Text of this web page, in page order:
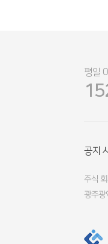
평일
공지
주식
광주광